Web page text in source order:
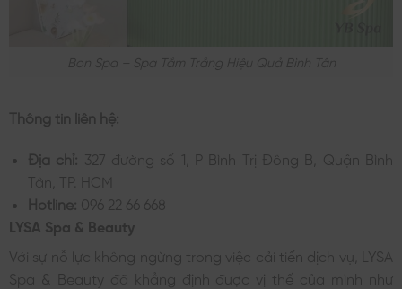
Bon Spa – Spa Tắm Trắng Hiệu Quả Bình Tân
Thông tin liên hệ:
Địa chỉ: 327 đường số 1, P Bình Trị Đông B, Quận Bình
Tân, TP. HCM
Hotline: 096 22 66 668
LYSA Spa & Beauty
Với sự nỗ lực không ngừng trong việc cải tiến dịch vụ, LYSA
Spa & Beauty đã khẳng định được vị thế của mình như